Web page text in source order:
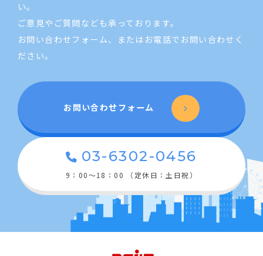
い。
ご意見やご質問なども承っております。
お問い合わせフォーム、またはお電話でお問い合わせく
ださい。
お問い合わせフォーム
03-6302-0456
9：00〜18：00 （定休日：土日祝）